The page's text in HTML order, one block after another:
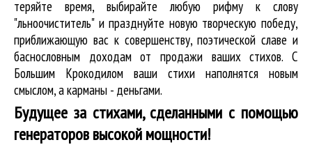
теряйте время, выбирайте любую рифму к слову
"льноочиститель" и празднуйте новую творческую победу,
приближающую вас к совершенству, поэтической славе и
баснословным доходам от продажи ваших стихов. С
Большим Крокодилом ваши стихи наполнятся новым
смыслом, а карманы - деньгами.
Будущее за стихами, сделанными с помощью
генераторов высокой мощности!